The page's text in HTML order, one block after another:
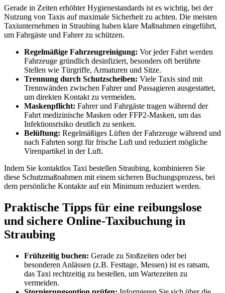
Gerade in Zeiten erhöhter Hygienestandards ist es wichtig, bei der
Nutzung von Taxis auf maximale Sicherheit zu achten. Die meisten
Taxiunternehmen in Straubing haben klare Maßnahmen eingeführt,
um Fahrgäste und Fahrer zu schützen.
Regelmäßige Fahrzeugreinigung: Vor jeder Fahrt werden
Fahrzeuge gründlich desinfiziert, besonders oft berührte
Stellen wie Türgriffe, Armaturen und Sitze.
Trennung durch Schutzscheiben: Viele Taxis sind mit
Trennwänden zwischen Fahrer und Passagieren ausgestattet,
um direkten Kontakt zu vermeiden.
Maskenpflicht: Fahrer und Fahrgäste tragen während der
Fahrt medizinische Masken oder FFP2-Masken, um das
Infektionsrisiko deutlich zu senken.
Belüftung: Regelmäßiges Lüften der Fahrzeuge während und
nach Fahrten sorgt für frische Luft und reduziert mögliche
Virenpartikel in der Luft.
Indem Sie kontaktlos Taxi bestellen Straubing, kombinieren Sie
diese Schutzmaßnahmen mit einem sicheren Buchungsprozess, bei
dem persönliche Kontakte auf ein Minimum reduziert werden.
Praktische Tipps für eine reibungslose
und sichere Online-Taxibuchung in
Straubing
Frühzeitig buchen: Gerade zu Stoßzeiten oder bei
besonderen Anlässen (z.B. Festtage, Messen) ist es ratsam,
das Taxi rechtzeitig zu bestellen, um Wartezeiten zu
vermeiden.